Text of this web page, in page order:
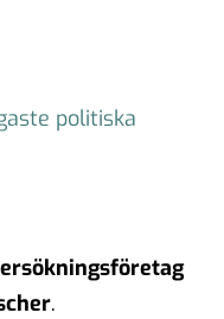
politiska
.